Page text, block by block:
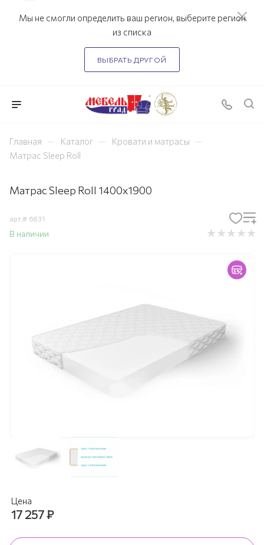
Мы не смогли определить ваш регион, выберите регион
из списка
ВЫБРАТЬ ДРУГОЙ
Главная — Каталог — Кровати и матрасы —
Матрас Sleep Roll
Матрас Sleep Roll 1400х1900
арт.# 6831
В наличии
Цена
17 257₽